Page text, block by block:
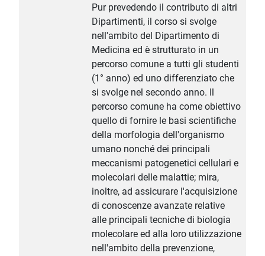
Pur prevedendo il contributo di altri
Dipartimenti, il corso si svolge
nell'ambito del Dipartimento di
Medicina ed è strutturato in un
percorso comune a tutti gli studenti
(1° anno) ed uno differenziato che
si svolge nel secondo anno. Il
percorso comune ha come obiettivo
quello di fornire le basi scientifiche
della morfologia dell'organismo
umano nonché dei principali
meccanismi patogenetici cellulari e
molecolari delle malattie; mira,
inoltre, ad assicurare l'acquisizione
di conoscenze avanzate relative
alle principali tecniche di biologia
molecolare ed alla loro utilizzazione
nell'ambito della prevenzione,